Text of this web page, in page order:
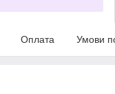
Оплата Умови